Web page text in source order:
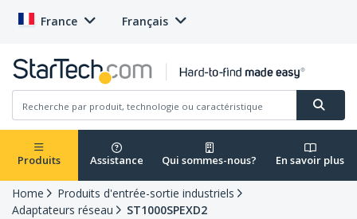
France Français
Produits Assistance Qui sommes-nous? En savoir plus
Home
Produits d'entrée-sortie industriels
Adaptateurs réseau
ST1000SPEXD2